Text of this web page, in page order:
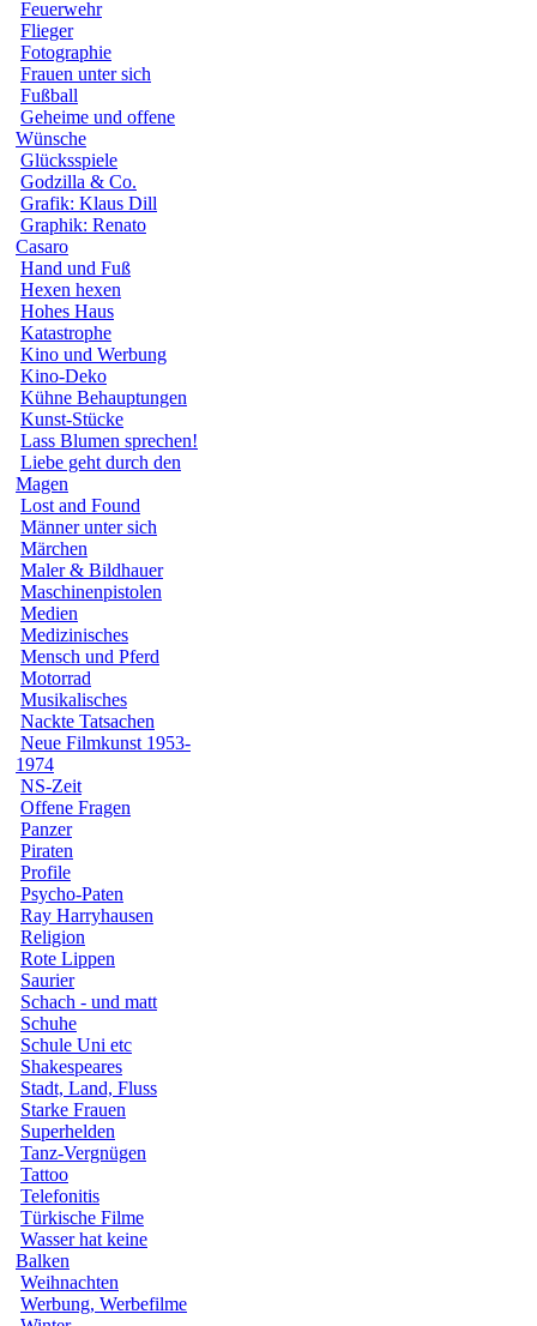
Feuerwehr
Flieger
Fotographie
Frauen unter sich
Fußball
Geheime und offene
Wünsche
Glücksspiele
Godzilla & Co.
Grafik: Klaus Dill
Graphik: Renato
Casaro
Hand und Fuß
Hexen hexen
Hohes Haus
Katastrophe
Kino und Werbung
Kino-Deko
Kühne Behauptungen
Kunst-Stücke
Lass Blumen sprechen!
Liebe geht durch den
Magen
Lost and Found
Männer unter sich
Märchen
Maler & Bildhauer
Maschinenpistolen
Medien
Medizinisches
Mensch und Pferd
Motorrad
Musikalisches
Nackte Tatsachen
Neue Filmkunst 1953-
1974
NS-Zeit
Offene Fragen
Panzer
Piraten
Profile
Psycho-Paten
Ray Harryhausen
Religion
Rote Lippen
Saurier
Schach - und matt
Schuhe
Schule Uni etc
Shakespeares
Stadt, Land, Fluss
Starke Frauen
Superhelden
Tanz-Vergnügen
Tattoo
Telefonitis
Türkische Filme
Wasser hat keine
Balken
Weihnachten
Werbung, Werbefilme